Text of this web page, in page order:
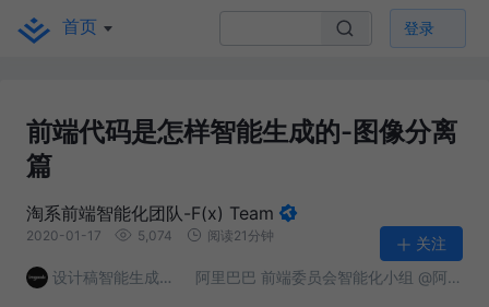
首页 登录
前端代码是怎样智能生成的-图像分离
篇
淘系前端智能化团队-F(x) Team
2020-01-17 5,074 阅读21分钟
关注
设计稿智能生成代码
阿里巴巴 前端委员会智能化小组 @阿里巴巴